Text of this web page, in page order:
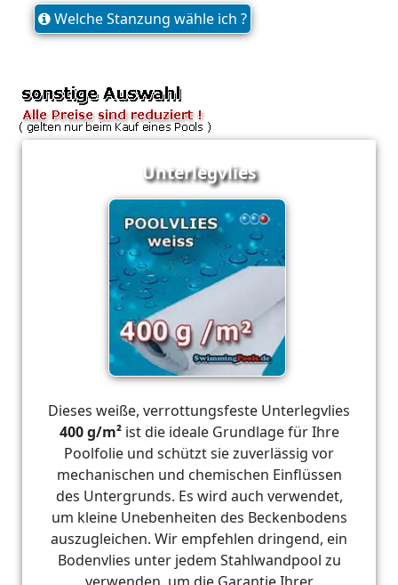
Welche Stanzung wähle ich ?
Unterlegvlies
Dieses weiße, verrottungsfeste Unterlegvlies
400 g/m²ist die ideale Grundlage für Ihre
Poolfolie und schützt sie zuverlässig vor
mechanischen und chemischen Einflüssen
des Untergrunds. Es wird auch verwendet,
um kleine Unebenheiten des Beckenbodens
auszugleichen. Wir empfehlen dringend, ein
Bodenvlies unter jedem Stahlwandpool zu